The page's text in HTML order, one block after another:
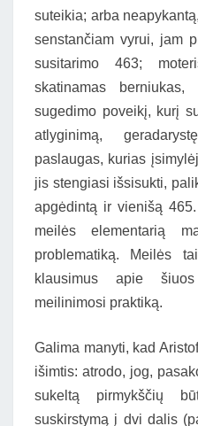
suteikia; arba
senstančiam vyrui, jam
susitarimo 463;
skatinamas
sugedimo poveikį, kurį
atlyginimą,
paslaugas, kurias
jis stengiasi išsisukti,
apgėdintą ir vienišą
meilės elementarią
problematiką. Meilės
klausimus apie
meilinimosi praktiką.
Galima manyti, kad
išimtis: atrodo, jog,
sukeltą pirmykščių
suskirstymą į dvi dalis